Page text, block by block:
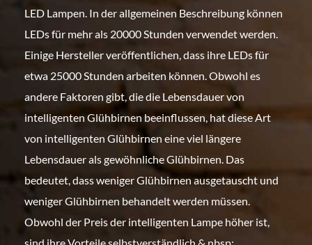
LED Lampen. In der allgemeinen Beschreibung können
LEDs für mehr als 20000 Stunden verwendet werden.
Einige Hersteller veröffentlichen, dass ihre LEDs für
etwa 25000 Stunden arbeiten können. Obwohl es
andere Faktoren gibt, die die Lebensdauer von
intelligenten Glühbirnen beeinflussen, hat diese Art
von intelligenten Glühbirnen eine viel längere
Lebensdauer als gewöhnliche Glühbirnen. Das
bedeutet, dass weniger Glühbirnen ausgetauscht und
weniger Glühbirnen behandelt werden müssen.
Obwohl der Preis der intelligenten Lampe höher ist,